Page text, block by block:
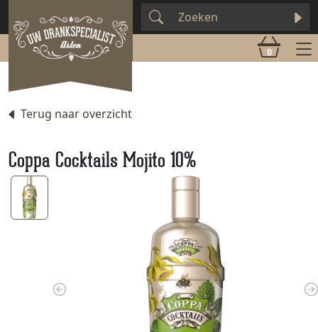
0
Terug naar overzicht
Coppa Cocktails Mojito 10%
Previous